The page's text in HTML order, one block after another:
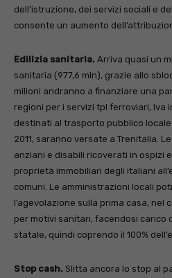
dell’istruzione, dei servizi sociali e
consente un aumento
Edilizia sanitaria. Arriva quasi un
sanitaria (977,6 mln), grazie allo
milioni andranno a finanziare una
regioni per i servizi tpl ferroviari, Iva
destinati al trasporto pubblico
2011, saranno versate a Trenitalia.
anziani e disabili ricoverati in ospizi
proprietà immobiliari degli italiani
comuni. Le amministrazioni locali
l’agevolazione sulla prima casa, nel
per motivi sanitari, facendosi carico
statale, quindi coprendo il 100%
Stop cash. Slitta ancora lo stop al